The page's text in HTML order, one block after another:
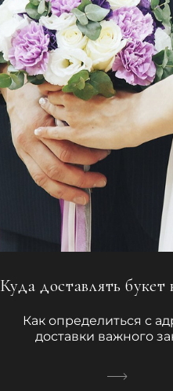
Куда доставлять букет
Как определиться с
доставки важного